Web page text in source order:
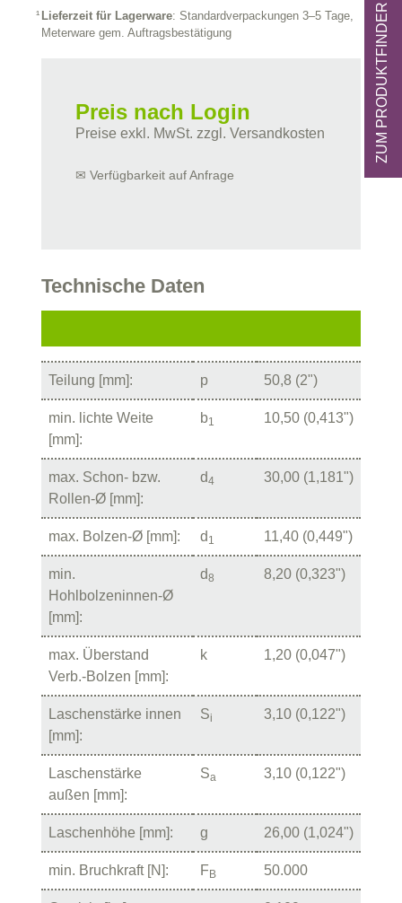
Lieferzeit für Lagerware: Standardverpackungen 3–5 Tage,
Meterware gem. Auftragsbestätigung
Preis nach Login
Preise exkl. MwSt. zzgl. Versandkosten
✉ Verfügbarkeit auf Anfrage
Technische Daten
Teilung [mm]: p 50,8 (2")
min. lichte Weite
[mm]:
b1 10,50 (0,413")
max. Schon- bzw.
Rollen-Ø [mm]:
d4 30,00 (1,181")
max. Bolzen-Ø [mm]: d 1 11,40 (0,449")
min.
Hohlbolzeninnen-Ø
[mm]:
d8 8,20 (0,323")
max. Überstand
Verb.-Bolzen [mm]:
k 1,20 (0,047")
Laschenstärke innen
[mm]:
Si 3,10 (0,122")
Laschenstärke
außen [mm]:
Sa 3,10 (0,122")
Laschenhöhe [mm]: g 26,00 (1,024")
min. Bruchkraft [N]: F B 50.000
ZUM PRODUKTFINDER